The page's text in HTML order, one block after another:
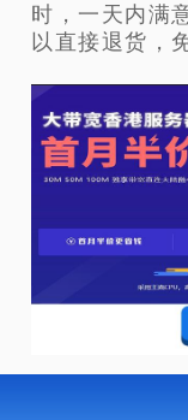
时，一天内满
以直接退货，